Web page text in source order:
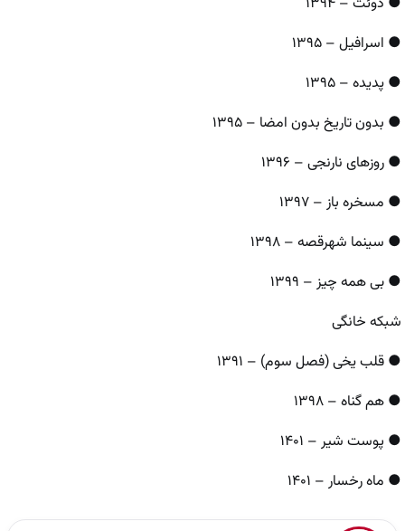
● اسرافیل – ۱۳۹۵
● پدیده – ۱۳۹۵
● بدون تاریخ بدون امضا – ۱۳۹۵
● روزهای نارنجی – ۱۳۹۶
● مسخره‌ باز – ۱۳۹۷
● سینما شهرقصه – ۱۳۹۸
● بی‌ همه چیز – ۱۳۹۹
شبکه خانگی
● قلب یخی (فصل سوم) – ۱۳۹۱
● هم گناه – ۱۳۹۸
● پوست شیر – ۱۴۰۱
● ماه رخسار – ۱۴۰۱